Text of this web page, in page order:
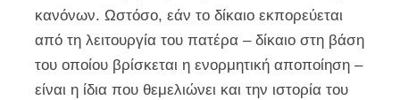
κανόνων. Ωστόσο, εάν το δίκαιο εκπορεύεται
από τη λειτουργία του πατέρα – δίκαιο στη βάση
του οποίου βρίσκεται η ενορμητική αποποίηση –
είναι η ίδια που θεμελιώνει και την ιστορία του